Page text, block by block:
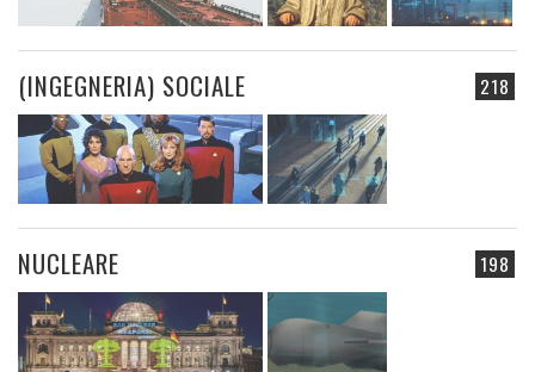
218
(INGEGNERIA) SOCIALE
198
NUCLEARE